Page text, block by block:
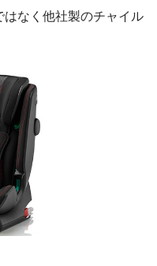
はなく他社製のチャイル